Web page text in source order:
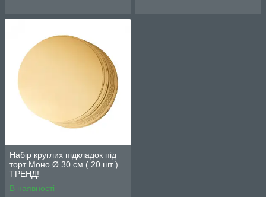
Набір круглих підкладок під
торт Моно Ø 30 см ( 20 шт )
ТРЕНД!
В наявності